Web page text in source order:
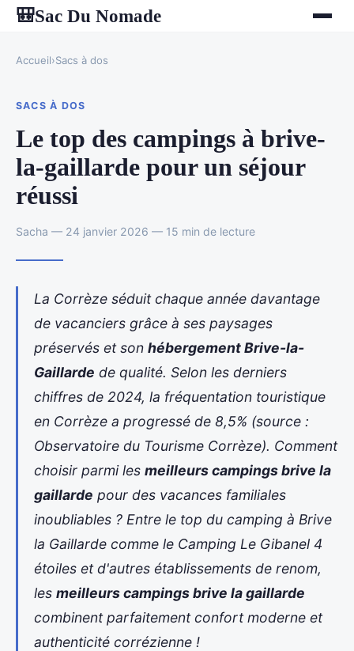
🎒Sac Du Nomade
Accueil›Sacs à dos
SACS À DOS
Le top des campings à brive-
la-gaillarde pour un séjour
réussi
Sacha — 24 janvier 2026 — 15 min de lecture
La Corrèze séduit chaque année davantage
de vacanciers grâce à ses paysages
préservés et son hébergement Brive-la-
Gaillarde de qualité. Selon les derniers
chiffres de 2024, la fréquentation touristique
en Corrèze a progressé de 8,5% (source :
Observatoire du Tourisme Corrèze). Comment
choisir parmi les meilleurs campings brive la
gaillarde pour des vacances familiales
inoubliables ? Entre le top du camping à Brive
la Gaillarde comme le Camping Le Gibanel 4
étoiles et d'autres établissements de renom,
les meilleurs campings brive la gaillarde
combinent parfaitement confort moderne et
authenticité corrézienne !